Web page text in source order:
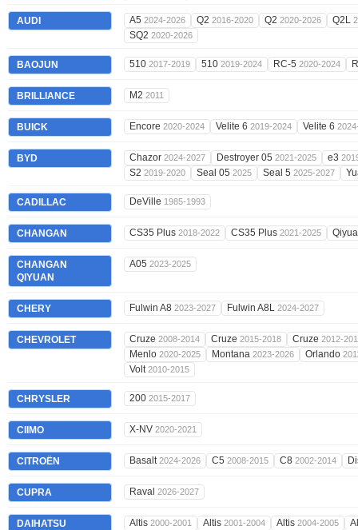
AUDI A5 2024-2026 Q2 2016-2020 Q2 2020-2026 Q2L
SQ2 2020-2026
BAOJUN 510 2017-2019 510 2019-2024 RC-5 2020-2024
BRILLIANCE M2 2011
BUICK Encore 2020-2024 Velite 6 2019-2024 Velite 6
BYD Chazor 2024-2027 Destroyer 05 2021-2025 e3
S2 2019-2020 Seal 05 2025 Seal 5 2025-2027
CADILLAC DeVille 1985-1993
CHANGAN CS35 Plus 2018-2022 CS35 Plus 2021-2025
CHANGAN
QIYUAN
A05 2023-2025
CHERY Fulwin A8 2023-2027 Fulwin A8L 2024-2027
CHEVROLET Cruze 2008-2014 Cruze 2015-2018 Cruze 2012-
Menlo 2020-2025 Montana 2023-2026 Orlando
Volt2010-2015
CHRYSLER 200 2015-2017
CIIMO X-NV 2020-2021
CITROËN Basalt2024-2026 C5 2008-2015 C8 2002-2014
CUPRA Raval 2026-2027
DAIHATSU Altis 2000-2001 Altis 2001-2004 Altis 2004-2005